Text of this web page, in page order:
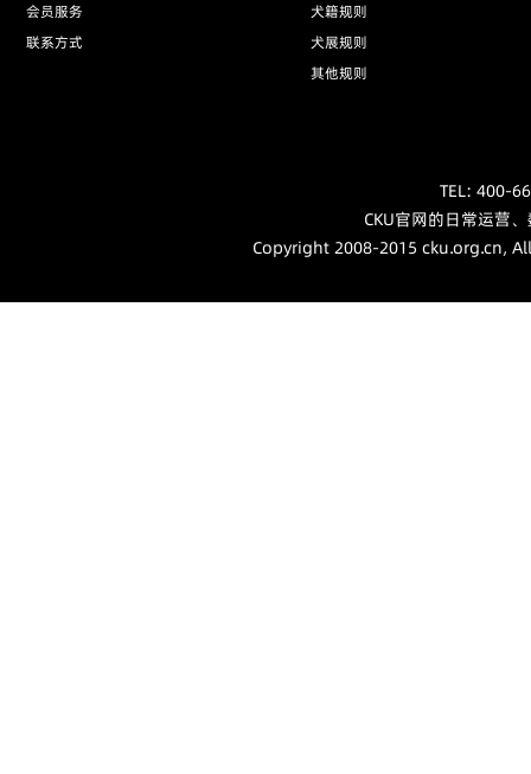
会员服务
联系方式
犬籍规则
犬展规则
其他规则
TEL: 400-
CKU官网的日常运营
Copyright 2008-2015 cku.org.cn,